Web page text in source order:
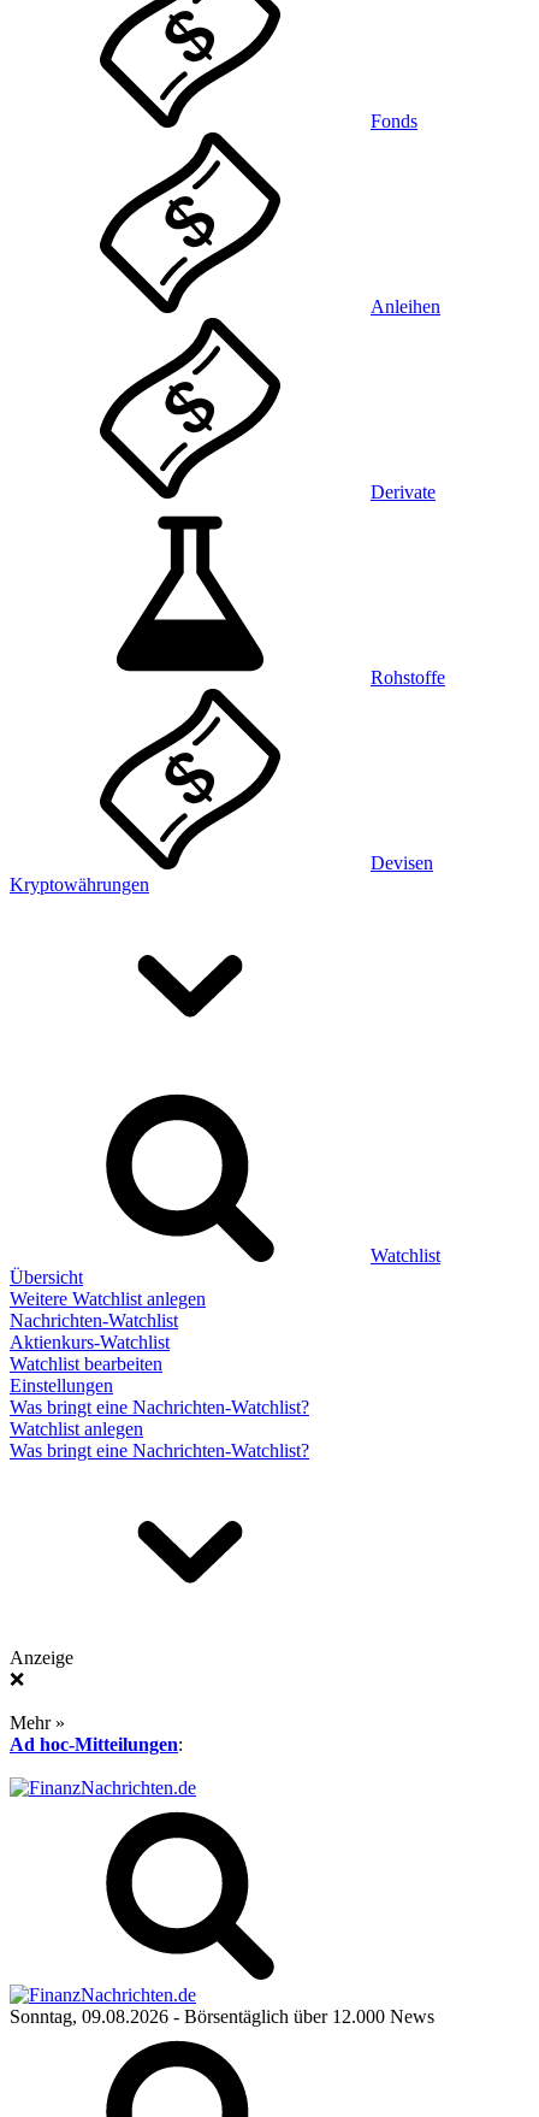
Fonds
Anleihen
Derivate
Rohstoffe
Devisen
Kryptowährungen
Watchlist
Übersicht
Weitere Watchlist anlegen
Nachrichten-Watchlist
Aktienkurs-Watchlist
Watchlist bearbeiten
Einstellungen
Was bringt eine Nachrichten-Watchlist?
Watchlist anlegen
Was bringt eine Nachrichten-Watchlist?
Anzeige
❌
Mehr »
Ad hoc-Mitteilungen:
Sonntag, 09.08.2026 - Börsentäglich über 12.000 News